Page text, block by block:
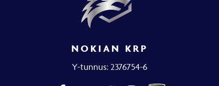
NOKIAN KRP
Y-tunnus: 2376754-6